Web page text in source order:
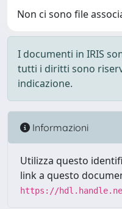
Non ci sono file
I documenti in IRIS
tutti i diritti sono
indicazione.
Informazioni
Utilizza questo
link a questo
https://